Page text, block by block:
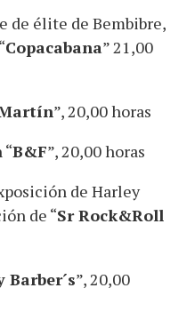
de élite de Bembibre,
Copacabana” 21,00
”, 20,00 horas
B&F”, 20,00 horas
de Harley
de “Sr Rock&Roll
Barber´s”, 20,00